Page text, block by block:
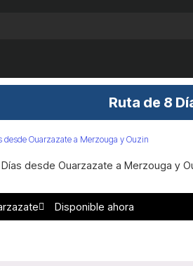
Ruta de 8
desde Ouarzazate a Merzouga y Ouzin
Disponible ahora